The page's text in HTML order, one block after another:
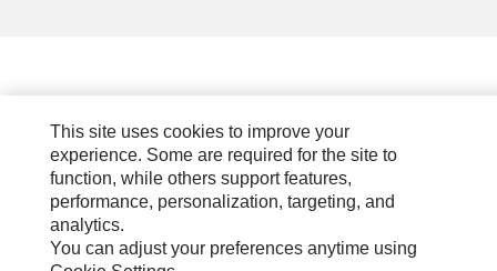
This site uses cookies to improve your
experience. Some are required for the site to
function, while others support features,
performance, personalization, targeting, and
analytics.
You can adjust your preferences anytime using